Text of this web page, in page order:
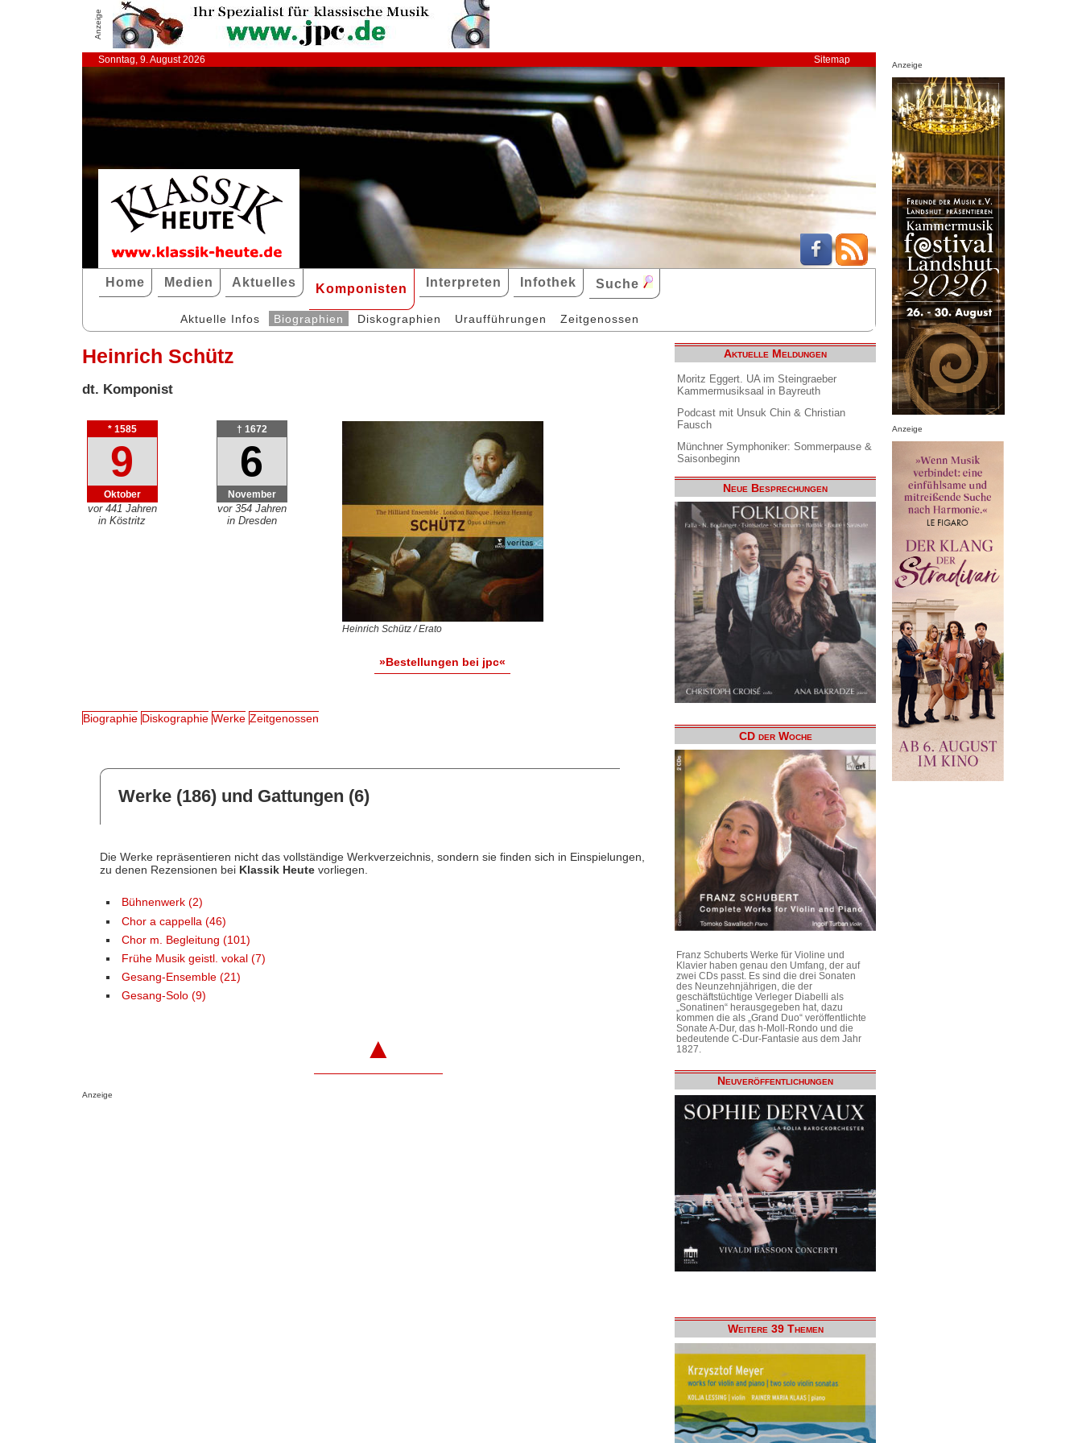
Anzeige
Sonntag, 9. August 2026 Sitemap
Home Medien Aktuelles Komponisten Interpreten Infothek Suche
Aktuelle Infos Biographien Diskographien Uraufführungen Zeitgenossen
Heinrich Schütz
dt. Komponist
* 1585
9
Oktober
vor 441 Jahren
in Köstritz
† 1672
6
November
vor 354 Jahren
in Dresden
Heinrich Schütz / Erato
»Bestellungen bei jpc«
Biographie Diskographie Werke Zeitgenossen
Werke (186) und Gattungen (6)
Die Werke repräsentieren nicht das vollständige Werkverzeichnis, sondern sie finden sich in Einspielungen,
zu denen Rezensionen bei Klassik Heutevorliegen.
Bühnenwerk (2)
Chor a cappella (46)
Chor m. Begleitung (101)
Frühe Musik geistl. vokal (7)
Gesang-Ensemble (21)
Gesang-Solo (9)
▲
Anzeige
Aktuelle Meldungen
Moritz Eggert. UA im Steingraeber
Kammermusiksaal in Bayreuth
Podcast mit Unsuk Chin & Christian
Fausch
Münchner Symphoniker: Sommerpause &
Saisonbeginn
Neue Besprechungen
CD der Woche
Franz Schuberts Werke für Violine und
Klavier haben genau den Umfang, der auf
zwei CDs passt. Es sind die drei Sonaten
des Neunzehnjährigen, die der
geschäftstüchtige Verleger Diabelli als
„Sonatinen“ herausgegeben hat, dazu
kommen die als „Grand Duo“ veröffentlichte
Sonate A-Dur, das h-Moll-Rondo und die
bedeutende C-Dur-Fantasie aus dem Jahr
1827.
Neuveröffentlichungen
Weitere 39 Themen
Anzeige
Anzeige